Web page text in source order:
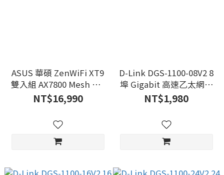
ASUS 華碩 ZenWiFi XT9
雙入組 AX7800 Mesh WI-
FI 6 全屋網狀無線WI-FI路
由器 分享器
NT$16,990
D-Link DGS-1100-08V2 8
埠 Gigabit 高速乙太網路
交換器(簡易網管型)
NT$1,980